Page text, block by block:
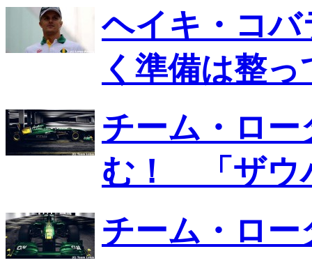
ヘイキ・コ
く準備は整
チーム・ロー
む！ 「ザウ
チーム・ロー